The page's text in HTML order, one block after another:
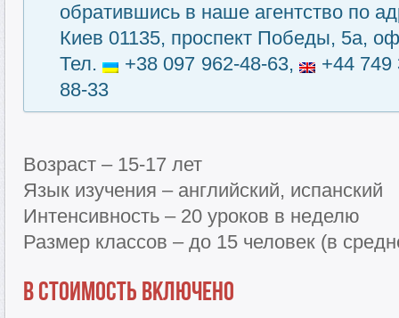
обратившись в наше агентство по
Киев 01135, проспект Победы, 5а,
Тел.
+38 097 962-48-63,
+44
88-33
Возраст – 15-17 лет
Язык изучения – английский, испанский
Интенсивность – 20 уроков в неделю
Размер классов – до 15 человек (в
В стоимость включено